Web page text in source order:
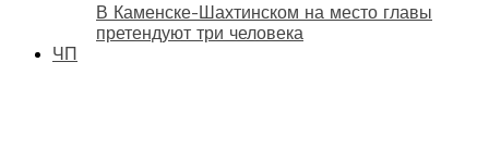
В Каменске-Шахтинском на место главы
претендуют три человека
ЧП